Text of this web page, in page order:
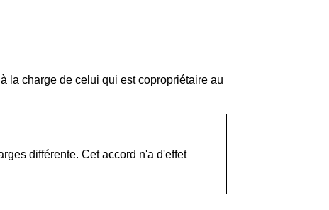
la charge de celui qui est copropriétaire au
différente. Cet accord n'a d'effet